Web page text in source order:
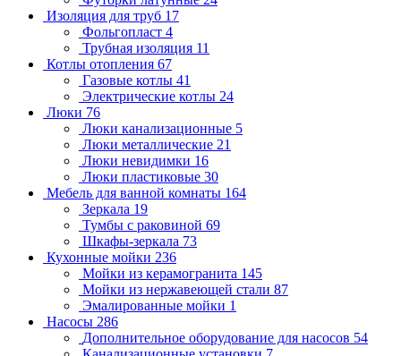
Изоляция для труб 17
Фольгопласт 4
Трубная изоляция 11
Котлы отопления 67
Газовые котлы 41
Электрические котлы 24
Люки 76
Люки канализационные 5
Люки металлические 21
Люки невидимки 16
Люки пластиковые 30
Мебель для ванной комнаты 164
Зеркала 19
Тумбы с раковиной 69
Шкафы-зеркала 73
Кухонные мойки 236
Мойки из керамогранита 145
Мойки из нержавеющей стали 87
Эмалированные мойки 1
Насосы 286
Дополнительное оборудование для насосов 54